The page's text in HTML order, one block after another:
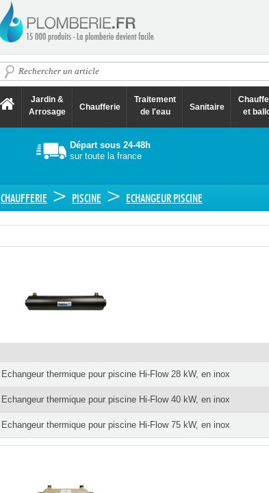
Jardin &
Arrosage
Chaufferie
Traitement
de l'eau
Sanitaire
et
Départ sous 24-48h
sur toute la france
CHAUFFERIE > PISCINE > ECHANGEUR PISCINE
Echangeur thermique pour piscine Hi-Flow 28 kW, en inox
Echangeur thermique pour piscine Hi-Flow 40 kW, en inox
Echangeur thermique pour piscine Hi-Flow 75 kW, en inox